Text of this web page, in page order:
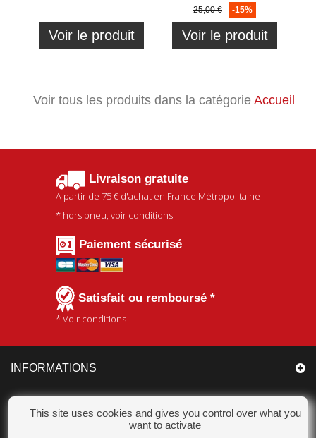
Voir le produit
25,00 € -15%
Voir le produit
Voir tous les produits dans la catégorie Accueil
Livraison gratuite
A partir de 75 € d'achat en France Métropolitaine
* hors pneu, voir conditions
Paiement sécurisé
Satisfait ou remboursé *
* Voir conditions
INFORMATIONS
CATÉGORIES
This site uses cookies and gives you control over what you
want to activate